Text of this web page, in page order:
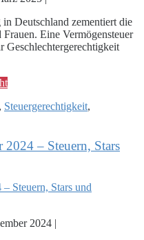
Deutschland zementiert die
Eine Vermögensteuer
Geschlechtergerechtigkeit
, Steuergerechtigkeit,
2024 – Steuern, Stars
Steuern, Stars und
2024 |